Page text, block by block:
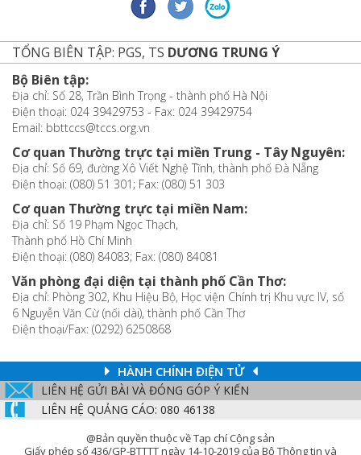
TỔNG BIÊN TẬP: PGS, TS DƯƠNG TRUNG Ý
Bộ Biên tập:
Địa chỉ: Số 28, Trần Bình Trọng - thành phố Hà Nội
Điện thoại: 024 39429753 - Fax: 024 39429754
Email: bbttccs@tccs.org.vn
Cơ quan Thường trực tại miền Trung - Tây Nguyên:
Địa chỉ: Số 69, đường Xô Viết Nghệ Tĩnh, thành phố Đà Nẵng
Điện thoại: (080) 51 301; Fax: (080) 51 303
Cơ quan Thường trực tại miền Nam:
Địa chỉ: Số 19 Phạm Ngọc Thạch,
Thành phố Hồ Chí Minh
Điện thoại: (080) 84083; Fax: (080) 84081
Văn phòng đại diện tại thành phố Cần Thơ:
Địa chỉ: Phòng 302, Khu Hiệu Bộ, Học viện Chính trị Khu vực IV, số
6 Nguyễn Văn Cừ (nối dài), thành phố Cần Thơ
Điện thoại/Fax: (0292) 6250868
HÀNH CHÍNH ĐIỆN TỬ
LIÊN HỆ GỬI BÀI VÀ ĐÓNG GÓP Ý KIẾN
LIÊN HỆ QUẢNG CÁO: 080 46138
@Bản quyền thuộc về Tạp chí Cộng sản
Giấy phép số 436/GP-BTTTT ngày 14-10-2019 của Bộ Thông tin và